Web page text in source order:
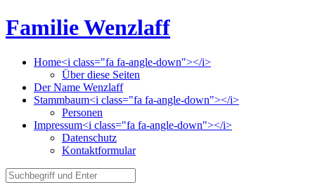
Familie Wenzlaff
Home<i class="fa fa-angle-down"></i>
Über diese Seiten
Der Name Wenzlaff
Stammbaum<i class="fa fa-angle-down"></i>
Personen
Impressum<i class="fa fa-angle-down"></i>
Datenschutz
Kontaktformular